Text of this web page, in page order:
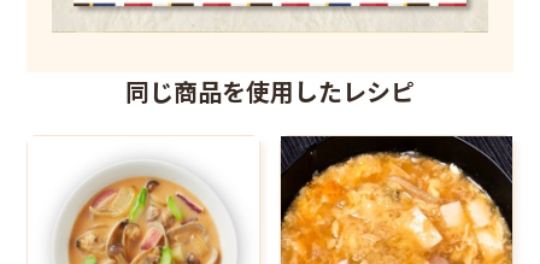
同じ商品を使用したレシピ